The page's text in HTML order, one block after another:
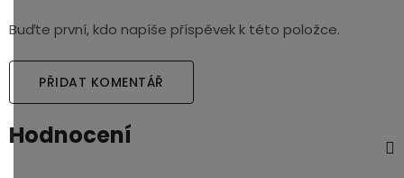
Buďte první, kdo napíše příspěvek k této položce.
PŘIDAT KOMENTÁŘ
Hodnocení